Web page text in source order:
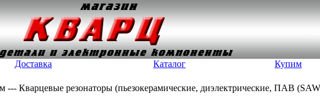
Доставка Каталог Купим
Кварцевые резонаторы (пьезокерамические, диэлектрические, ПАВ